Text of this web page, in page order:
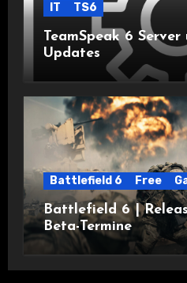
IT TS6
TeamSpeak 6 Server
Updates
Battlefield 6 Free
Battlefield 6 |
Beta-Termine